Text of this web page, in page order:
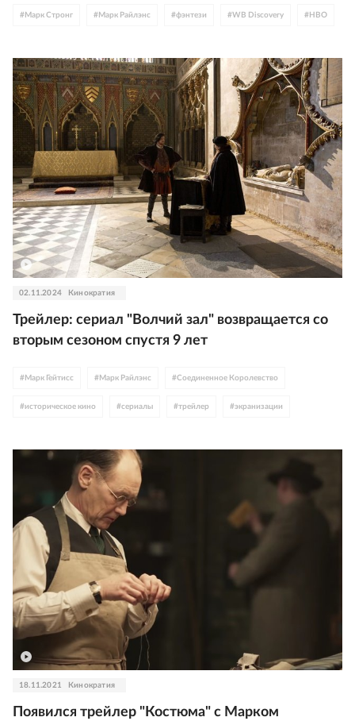
# Марк Стронг # Марк Райлэнс #фэнтези #WB Discovery # HBO
02.11.2024 Кинократия
Трейлер: сериал "Волчий зал" возвращается со
вторым сезоном спустя 9 лет
# Марк Гейтисс # Марк Райлэнс #Соединенное Королевство
#историческое кино #сериалы #трейлер #экранизации
18.11.2021 Кинократия
Появился трейлер "Костюма" с Марком